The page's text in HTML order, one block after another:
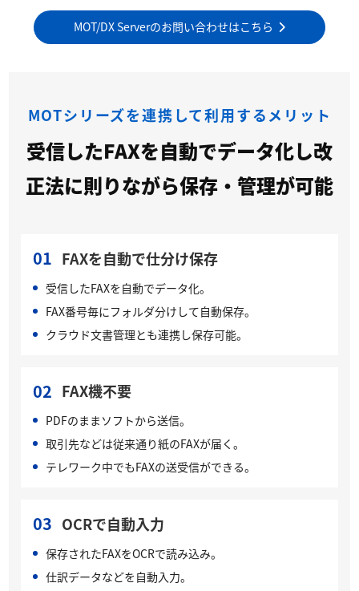
MOT/DX Serverのお問い合わせはこちら
MOTシリーズを連携して利用するメリット
受信したFAXを自動でデータ化し改
正法に則りながら保存・管理が可能
01 FAXを自動で仕分け保存
受信したFAXを自動でデータ化。
FAX番号毎にフォルダ分けして自動保存。
クラウド文書管理とも連携し保存可能。
02 FAX機不要
PDFのままソフトから送信。
取引先などは従来通り紙のFAXが届く。
テレワーク中でもFAXの送受信ができる。
03 OCRで自動入力
保存されたFAXをOCRで読み込み。
仕訳データなどを自動入力。